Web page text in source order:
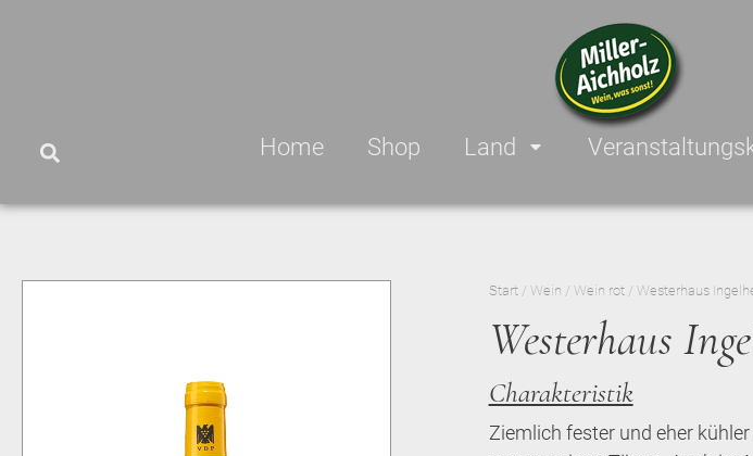
Home Shop Land
Start/ Wein / Wein rot/ Westerhaus
Westerhaus
Charakteristik
Ziemlich fester und eher